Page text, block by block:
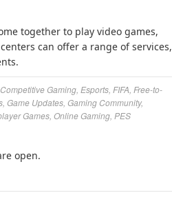
together to play video games,
can offer a range of services,
Competitive Gaming Esports FIFA Free-to-
Game Updates Gaming Community,
Games Online Gaming PES
open.